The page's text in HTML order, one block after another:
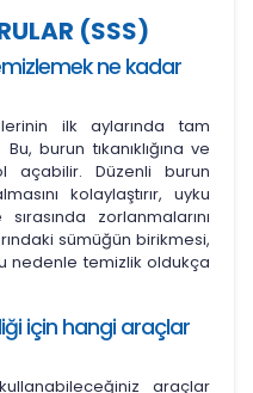
(SSS)
ne kadar
ilk aylarında tam
burun tıkanıklığına ve
açabilir. Düzenli burun
kolaylaştırır, uyku
zorlanmalarını
sümüğün birikmesi,
nedenle temizlik oldukça
için hangi araçlar
araçlar